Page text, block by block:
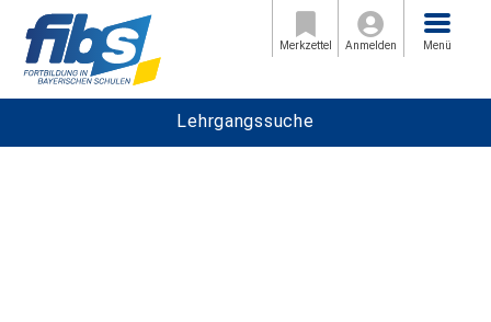
Merkzettel Anmelden
Menü
Menü
Lehrgangssuche